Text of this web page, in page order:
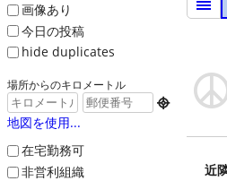
画像あり
今日の投稿
hide duplicates
場所からのキロメートル

地図を使用...
在宅勤務可
非営利組織
近